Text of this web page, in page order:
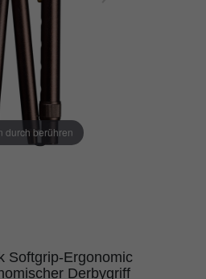
durch berühren
Softgrip-Ergonomic
Derbygriff